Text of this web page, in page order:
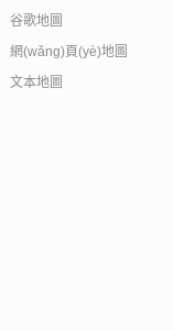
谷歌地圖
網(wǎng)頁(yè)地圖
文本地圖